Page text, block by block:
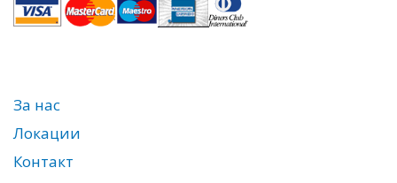
За нас
Локации
Контакт